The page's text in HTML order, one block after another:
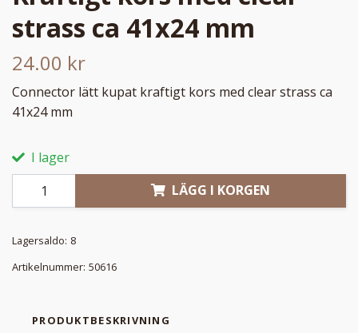
strass ca 41x24 mm
24.00 kr
Connector lätt kupat kraftigt kors med clear strass ca
41x24 mm
I lager
LÄGG I KORGEN
Lagersaldo: 8
Artikelnummer: 50616
PRODUKTBESKRIVNING